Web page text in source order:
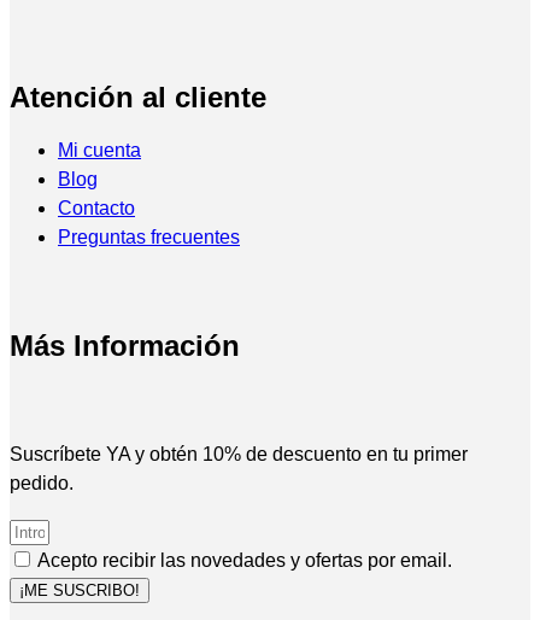
Atención al cliente
Mi cuenta
Blog
Contacto
Preguntas frecuentes
Más Información
Suscríbete YA y obtén 10% de descuento en tu primer
pedido.
Acepto recibir las novedades y ofertas por email.
¡ME SUSCRIBO!